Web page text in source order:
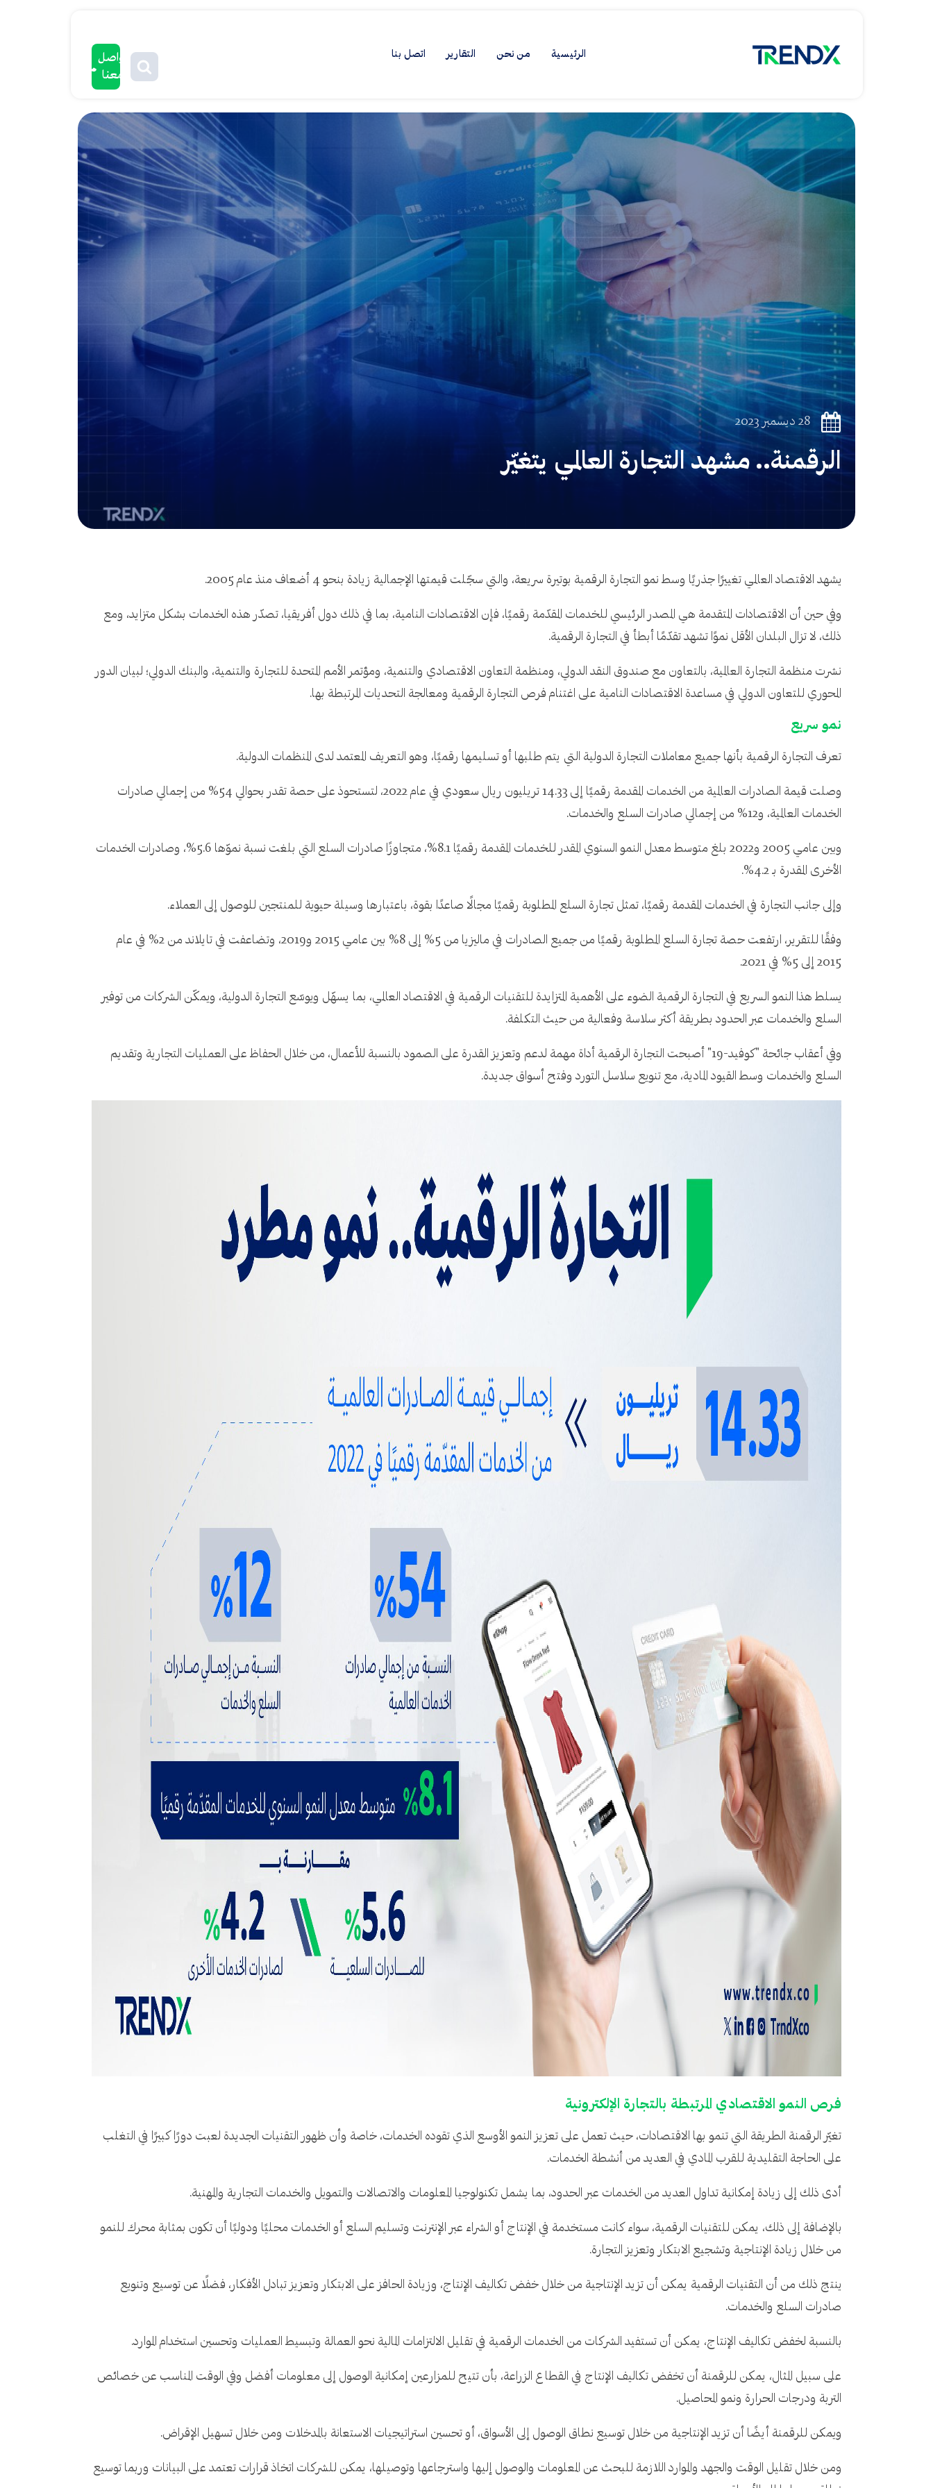
الرئيسية من نحن التقارير اتصل بنا
تواصل
معنا
28 ديسمبر 2023
الرقمنة.. مشهد التجارة العالمي يتغيّر
يشهد الاقتصاد العالمي تغييرًا جذريًا وسط نمو التجارة الرقمية بوتيرة سريعة، والتي سجّلت قيمتها الإجمالية زيادة بنحو 4 أضعاف منذ عام 2005.
وفي حين أن الاقتصادات المتقدمة هي المصدر الرئيسي للخدمات المقدّمة رقميًا، فإن الاقتصادات النامية، بما في ذلك دول أفريقيا، تصدّر هذه الخدمات بشكل متزايد، ومع
ذلك، لا تزال البلدان الأقل نموًا تشهد تقدّمًا أبطأ في التجارة الرقمية.
نشرت منظمة التجارة العالمية، بالتعاون مع صندوق النقد الدولي، ومنظمة التعاون الاقتصادي والتنمية، ومؤتمر الأمم المتحدة للتجارة والتنمية، والبنك الدولي؛ لبيان الدور
المحوري للتعاون الدولي في مساعدة الاقتصادات النامية على اغتنام فرص التجارة الرقمية ومعالجة التحديات المرتبطة بها.
نمو سريع
تعرف التجارة الرقمية بأنها جميع معاملات التجارة الدولية التي يتم طلبها أو تسليمها رقميًا، وهو التعريف المعتمد لدى المنظمات الدولية.
وصلت قيمة الصادرات العالمية من الخدمات المقدمة رقميًا إلى 14.33 تريليون ريال سعودي في عام 2022، لتستحوذ على حصة تقدر بحوالي 54% من إجمالي صادرات
الخدمات العالمية، و12% من إجمالي صادرات السلع والخدمات.
وبين عامي 2005 و2022 بلغ متوسط معدل النمو السنوي المقدر للخدمات المقدمة رقميًا 8.1%، متجاوزًا صادرات السلع التي بلغت نسبة نموّها 5.6%، وصادرات الخدمات
الأخرى المقدرة بـ 4.2%.
وإلى جانب التجارة في الخدمات المقدمة رقميًا، تمثل تجارة السلع المطلوبة رقميًا مجالًا صاعدًا بقوة، باعتبارها وسيلة حيوية للمنتجين للوصول إلى العملاء.
وفقًا للتقرير، ارتفعت حصة تجارة السلع المطلوبة رقميًا من جميع الصادرات في ماليزيا من 5% إلى 8% بين عامي 2015 و2019، وتضاعفت في تايلاند من 2% في عام
2015 إلى 5% في 2021.
يسلط هذا النمو السريع في التجارة الرقمية الضوء على الأهمية المتزايدة للتقنيات الرقمية في الاقتصاد العالمي، بما يسهّل ويوسّع التجارة الدولية، ويمكّن الشركات من توفير
السلع والخدمات عبر الحدود بطريقة أكثر سلاسة وفعالية من حيث التكلفة.
وفي أعقاب جائحة "كوفيد-19" أصبحت التجارة الرقمية أداة مهمة لدعم وتعزيز القدرة على الصمود بالنسبة للأعمال، من خلال الحفاظ على العمليات التجارية وتقديم
السلع والخدمات وسط القيود المادية، مع تنويع سلاسل التورد وفتح أسواق جديدة.
فرص النمو الاقتصادي المرتبطة بالتجارة الإلكترونية
تغيّر الرقمنة الطريقة التي تنمو بها الاقتصادات، حيث تعمل على تعزيز النمو الأوسع الذي تقوده الخدمات، خاصة وأن ظهور التقنيات الجديدة لعبت دورًا كبيرًا في التغلب
على الحاجة التقليدية للقرب المادي في العديد من أنشطة الخدمات.
أدى ذلك إلى زيادة إمكانية تداول العديد من الخدمات عبر الحدود، بما يشمل تكنولوجيا المعلومات والاتصالات والتمويل والخدمات التجارية والمهنية.
بالإضافة إلى ذلك، يمكن للتقنيات الرقمية، سواء كانت مستخدمة في الإنتاج أو الشراء عبر الإنترنت وتسليم السلع أو الخدمات محليًا ودوليًا أن تكون بمثابة محرك للنمو
من خلال زيادة الإنتاجية وتشجيع الابتكار وتعزيز التجارة.
ينتج ذلك من أن التقنيات الرقمية يمكن أن تزيد الإنتاجية من خلال خفض تكاليف الإنتاج، وزيادة الحافز على الابتكار وتعزيز تبادل الأفكار، فضلًا عن توسيع وتنويع
صادرات السلع والخدمات.
بالنسبة لخفض تكاليف الإنتاج، يمكن أن تستفيد الشركات من الخدمات الرقمية في تقليل الالتزامات المالية نحو العمالة وتبسيط العمليات وتحسين استخدام الموارد.
على سبيل المثال، يمكن للرقمنة أن تخفض تكاليف الإنتاج في القطاع الزراعة، بأن تتيح للمزارعين إمكانية الوصول إلى معلومات أفضل وفي الوقت المناسب عن خصائص
التربة ودرجات الحرارة ونمو المحاصيل.
ويمكن للرقمنة أيضًا أن تزيد الإنتاجية من خلال توسيع نطاق الوصول إلى الأسواق، أو تحسين استراتيجيات الاستعانة بالمدخلات ومن خلال تسهيل الإقراض.
ومن خلال تقليل الوقت والجهد والموارد اللازمة للبحث عن المعلومات والوصول إليها واسترجاعها وتوصيلها، يمكن للشركات اتخاذ قرارات تعتمد على البيانات وربما توسيع